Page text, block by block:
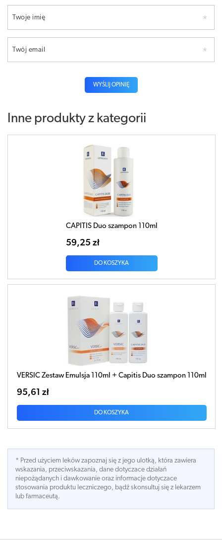
Twoje imię
Twój email
WYŚLIJ OPINIĘ
Inne produkty z kategorii
CAPITIS Duo szampon 110ml
59,25 zł
DO KOSZYKA
VERSIC Zestaw Emulsja 110ml + Capitis Duo szampon 110ml
95,61 zł
DO KOSZYKA
* Przed użyciem leków zapoznaj się z jego ulotką, która zawiera
wskazania, przeciwskazania, dane dotyczace działań
niepożądanych i dawkowanie oraz informacje dotyczace
stosowania produktu leczniczego, bądź skonsultuj się z lekarzem
lub farmaceutą.